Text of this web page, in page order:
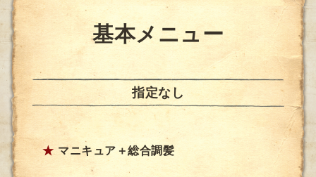
基本メニュー
指定なし
★ マニキュア＋総合調髪